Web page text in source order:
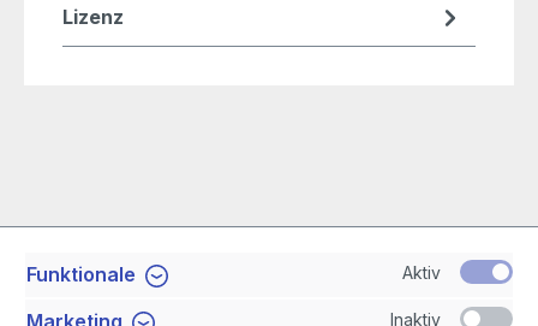
Lizenz
Service-Hotline
Funktionale Aktiv
Marketing Inaktiv